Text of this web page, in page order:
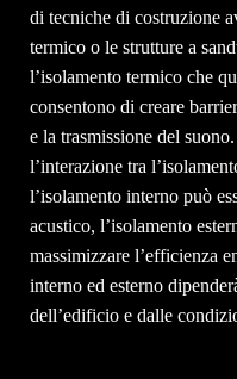
di tecniche di costruzione
termico o le strutture a
l’isolamento termico che
consentono di creare
e la trasmissione del
l’interazione tra
l’isolamento interno può
acustico, l’isolamento
massimizzare l’efficienza
interno ed esterno
dell’edificio e dalle